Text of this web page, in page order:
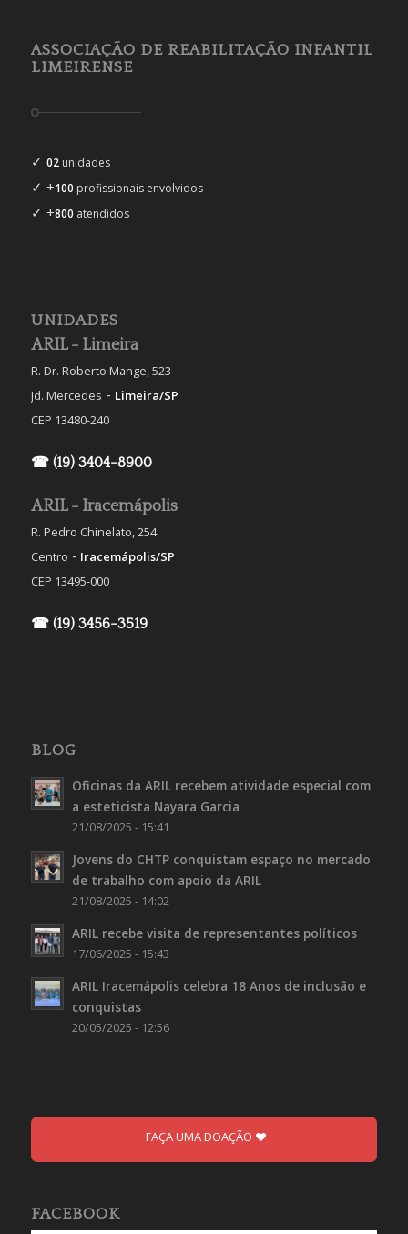
ASSOCIAÇÃO DE REABILITAÇÃO INFANTIL
LIMEIRENSE
✓ 02unidades
✓ +100 profissionais envolvidos
✓ +800 atendidos
UNIDADES
ARIL - Limeira
R. Dr. Roberto Mange, 523
Jd. Mercedes - Limeira/SP
CEP 13480-240
☎ (19) 3404-8900
ARIL - Iracemápolis
R. Pedro Chinelato, 254
Centro - Iracemápolis/SP
CEP 13495-000
☎ (19) 3456-3519
BLOG
Oficinas da ARIL recebem atividade especial com
a esteticista Nayara Garcia
21/08/2025 - 15:41
Jovens do CHTP conquistam espaço no mercado
de trabalho com apoio da ARIL
21/08/2025 - 14:02
ARIL recebe visita de representantes políticos
17/06/2025 - 15:43
ARIL Iracemápolis celebra 18 Anos de inclusão e
conquistas
20/05/2025 - 12:56
FAÇA UMA DOAÇÃO
FACEBOOK